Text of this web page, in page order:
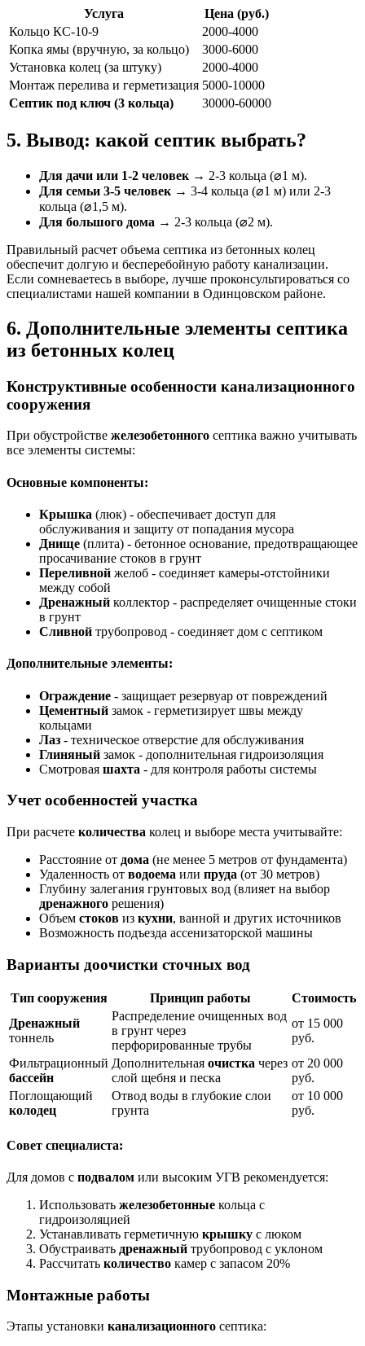
Услуга
Цена (руб.)
Кольцо КС-10-9
2000-4000
Копка ямы (вручную, за кольцо)
3000-6000
Установка колец (за штуку)
2000-4000
Монтаж перелива и герметизация 5000-10000
Септик под ключ (3 кольца)
30000-60000
5. Вывод: какой септик выбрать?
Для дачи или 1-2 человек → 2-3 кольца (⌀1 м).
Для семьи 3-5 человек → 3-4 кольца (⌀1 м) или 2-3
кольца (⌀1,5 м).
Для большого дома → 2-3 кольца (⌀2 м).
Правильный расчет объема септика из бетонных колец
обеспечит долгую и бесперебойную работу канализации.
Если сомневаетесь в выборе, лучше проконсультироваться со
специалистами нашей компании в Одинцовском районе.
6. Дополнительные элементы септика
из бетонных колец
Конструктивные особенности канализационного
сооружения
При обустройстве железобетонного септика важно учитывать
все элементы системы:
Основные компоненты:
Крышка (люк) - обеспечивает доступ для
обслуживания и защиту от попадания мусора
Днище (плита) - бетонное основание, предотвращающее
просачивание стоков в грунт
Переливной желоб - соединяет камеры-отстойники
между собой
Дренажный коллектор - распределяет очищенные стоки
в грунт
Сливной трубопровод - соединяет дом с септиком
Дополнительные элементы:
Ограждение - защищает резервуар от повреждений
Цементный замок - герметизирует швы между
кольцами
Лаз - техническое отверстие для обслуживания
Глиняный замок - дополнительная гидроизоляция
Смотровая шахта - для контроля работы системы
Учет особенностей участка
При расчете количества колец и выборе места учитывайте:
Расстояние от дома (не менее 5 метров от фундамента)
Удаленность от водоема или пруда (от 30 метров)
Глубину залегания грунтовых вод (влияет на выбор
дренажного решения)
Объем стоков из кухни, ванной и других источников
Возможность подъезда ассенизаторской машины
Варианты доочистки сточных вод
Тип сооружения Принцип работы
Стоимость
Дренажный
тоннель
Распределение очищенных вод
в грунт через
перфорированные трубы
от 15 000
руб.
Фильтрационный
бассейн
Дополнительная очистка через
слой щебня и песка
от 20 000
руб.
Поглощающий
колодец
Отвод воды в глубокие слои
грунта
от 10 000
руб.
Совет специалиста:
Для домов с подвалом или высоким УГВ рекомендуется:
Использовать железобетонные кольца с
гидроизоляцией
Устанавливать герметичную крышку с люком
Обустраивать дренажный трубопровод с уклоном
Рассчитать количество камер с запасом 20%
Монтажные работы
Этапы установки канализационного септика: